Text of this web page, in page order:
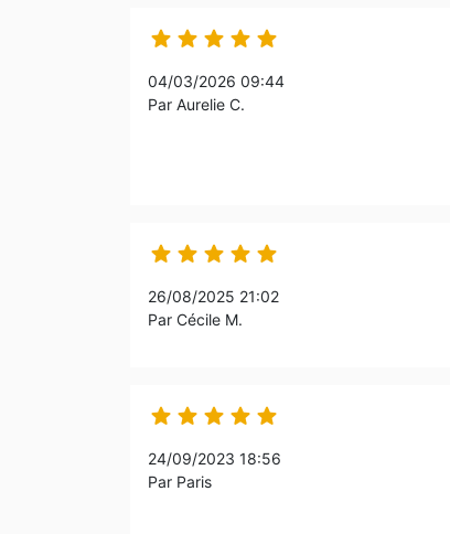
    
04/03/2026 09:44
Par Aurelie C.
    
26/08/2025 21:02
Par Cécile M.
    
24/09/2023 18:56
Par Paris